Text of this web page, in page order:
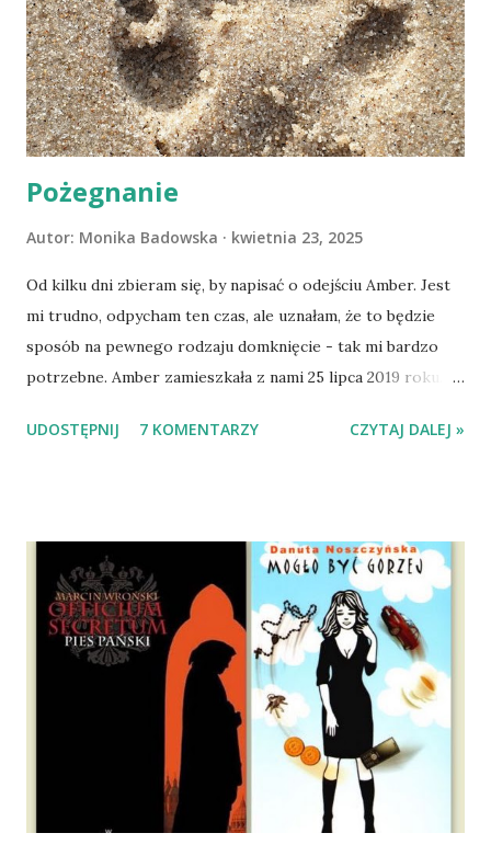
Pożegnanie
Autor: Monika Badowska kwietnia 23, 2025
Od kilku dni zbieram się, by napisać o odejściu Amber. Jest
mi trudno, odpycham ten czas, ale uznałam, że to będzie
sposób na pewnego rodzaju domknięcie - tak mi bardzo
potrzebne. Amber zamieszkała z nami 25 lipca 2019 roku.
Mazowieckim, pojechaliśmy na wizytę zapoznawczą, a kilka
wspólnego życia przeczytacie TUTAJ i TUTAJ . Gdy już
nieco okrzepliśmy w codzienności z psem, a Amber - z
ludźmi i kotami, pojawił się pomysł na wspólny jesienny
wyjazd w Beskid Niski. Zanim to jednak się stało psica miała
atak padaczki, co spowodowało, że wyjazd odwołaliśmy,
wdrożyliśmy leczenie i od nowa zaczęliśmy oswajać z nami i
wspólnym życiem zdezorientowanego chorobą psa. Udało
się ustabilizować zawirowania zdrowotne i wówczas
zaczęliśmy się cieszyć sobą wzajemnie już na 100%.
Dopier...
UDOSTĘPNIJ 7 KOMENTARZY CZYTAJ DALEJ »